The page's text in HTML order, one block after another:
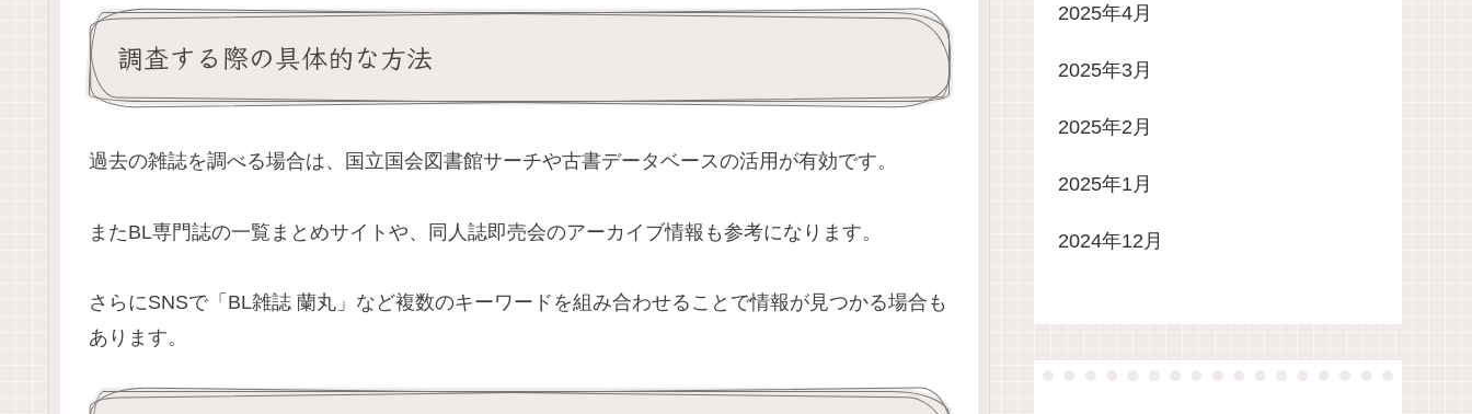
調査する際の具体的な方法
過去の雑誌を調べる場合は、国立国会図書館サーチや古書データベースの活用が有効です。
またBL専門誌の一覧まとめサイトや、同人誌即売会のアーカイブ情報も参考になります。
さらにSNSで「BL雑誌 蘭丸」など複数のキーワードを組み合わせることで情報が見つかる場合も
あります。
2025年4月
2025年3月
2025年2月
2025年1月
2024年12月